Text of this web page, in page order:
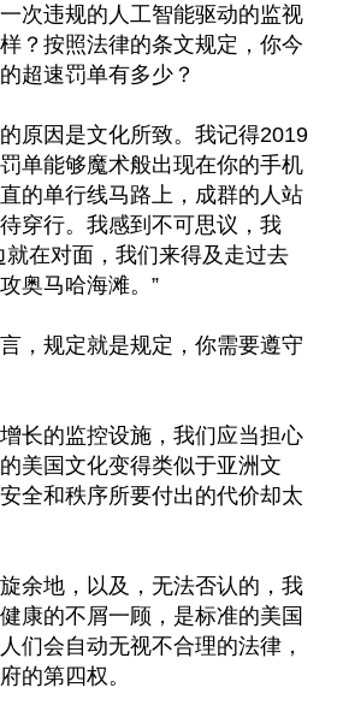
次违规的人工智能驱动的监视
？按照法律的条文规定，你今
超速罚单有多少？
原因是文化所致。我记得2019
单能够魔术般出现在你的手机
的单行线马路上，成群的人站
穿行。我感到不可思议，我
就在对面，我们来得及走过去
奥马哈海滩。”
，规定就是规定，你需要遵守
长的监控设施，我们应当担心
美国文化变得类似于亚洲文
全和秩序所要付出的代价却太
余地，以及，无法否认的，我
康的不屑一顾，是标准的美国
们会自动无视不合理的法律，
的第四权。